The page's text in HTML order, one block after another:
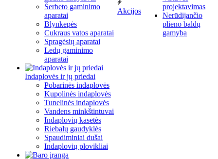
Šerbeto gaminimo
aparatai
Blynkepės
Cukraus vatos aparatai
Spragėsių aparatai
Ledų gaminimo
aparatai
Indaplovės ir jų priedai
Pobarinės indaplovės
Kupolinės indaplovės
Tunelinės indaplovės
Vandens minkštintuvai
Indaplovių kasetės
Riebalų gaudyklės
Spaudiminiai dušai
Indaplovių plovikliai
Akcijos
projektavimas
Nerūdijančio
plieno baldų
gamyba